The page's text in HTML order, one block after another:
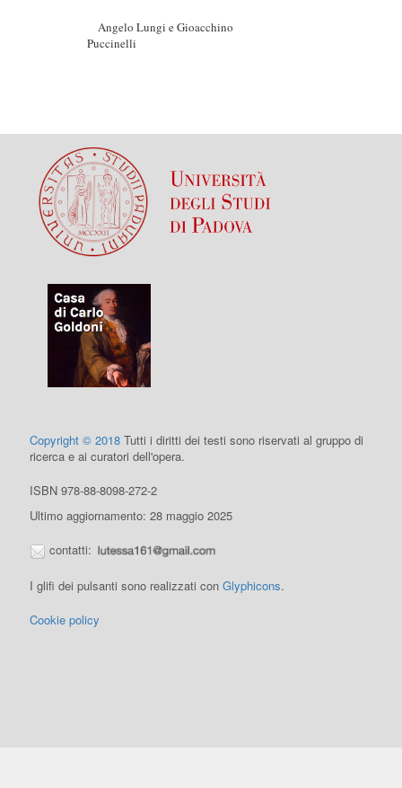
Angelo Lungi e Gioacchino
Puccinelli
Copyright © 2018 Tutti i diritti dei testi sono riservati al gruppo di
ricerca e ai curatori dell'opera.
ISBN 978-88-8098-272-2
Ultimo aggiornamento: 28 maggio 2025
contatti:
I glifi dei pulsanti sono realizzati conGlyphicons.
Cookie policy